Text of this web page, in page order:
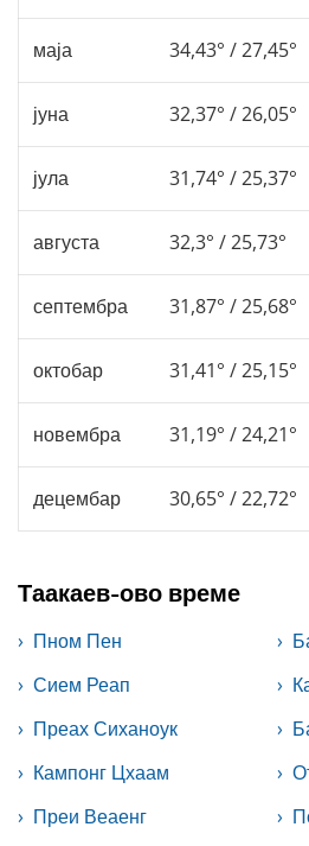
маја 34,43° / 27,45°
јуна 32,37° / 26,05°
јула 31,74° / 25,37°
августа 32,3° / 25,73°
септембра 31,87° / 25,68°
октобар 31,41° / 25,15°
новембра 31,19° / 24,21°
децембар 30,65° / 22,72°
Таакаев-ово време
Пном Пен
Сием Реап
Преах Сиханоук
Кампонг Цхаам
Преи Веаенг